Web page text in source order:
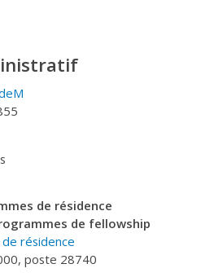
de résidence
de fellowship
résidence
poste 28740